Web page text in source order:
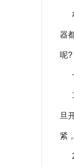
器
呢?
旦
紧